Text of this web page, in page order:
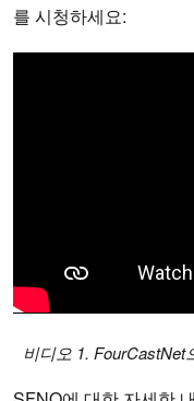
를 시청하세요:
비디오 1.